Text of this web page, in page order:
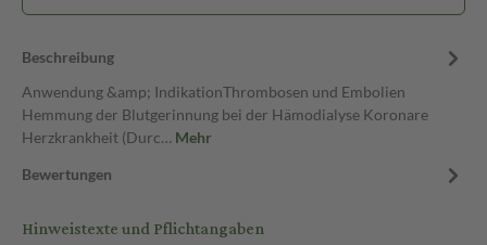
Beschreibung
Anwendung &amp; IndikationThrombosen und Embolien
Hemmung der Blutgerinnung bei der Hämodialyse Koronare
Herzkrankheit (Durc… Mehr
Bewertungen
Hinweistexte und Pflichtangaben